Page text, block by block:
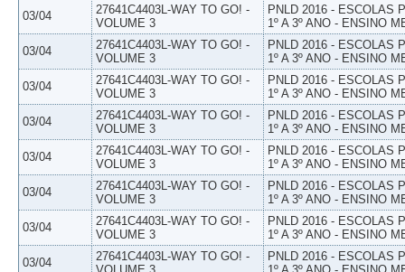
03/04
27641C4403L-WAY TO GO! -
VOLUME 3
PNLD 2016 - ESCOLAS
1º A 3º ANO - ENSINO
03/04
27641C4403L-WAY TO GO! -
VOLUME 3
PNLD 2016 - ESCOLAS
1º A 3º ANO - ENSINO
03/04
27641C4403L-WAY TO GO! -
VOLUME 3
PNLD 2016 - ESCOLAS
1º A 3º ANO - ENSINO
03/04
27641C4403L-WAY TO GO! -
VOLUME 3
PNLD 2016 - ESCOLAS
1º A 3º ANO - ENSINO
03/04
27641C4403L-WAY TO GO! -
VOLUME 3
PNLD 2016 - ESCOLAS
1º A 3º ANO - ENSINO
03/04
27641C4403L-WAY TO GO! -
VOLUME 3
PNLD 2016 - ESCOLAS
1º A 3º ANO - ENSINO
03/04
27641C4403L-WAY TO GO! -
VOLUME 3
PNLD 2016 - ESCOLAS
1º A 3º ANO - ENSINO
03/04
27641C4403L-WAY TO GO! -
PNLD 2016 - ESCOLAS